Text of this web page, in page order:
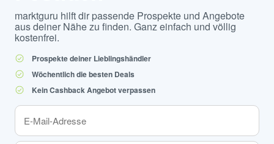
marktguru hilft dir passende Prospekte und Angebote
aus deiner Nähe zu finden. Ganz einfach und völlig
kostenfrei.
Prospekte deiner Lieblingshändler
Wöchentlich die besten Deals
Kein Cashback Angebot verpassen